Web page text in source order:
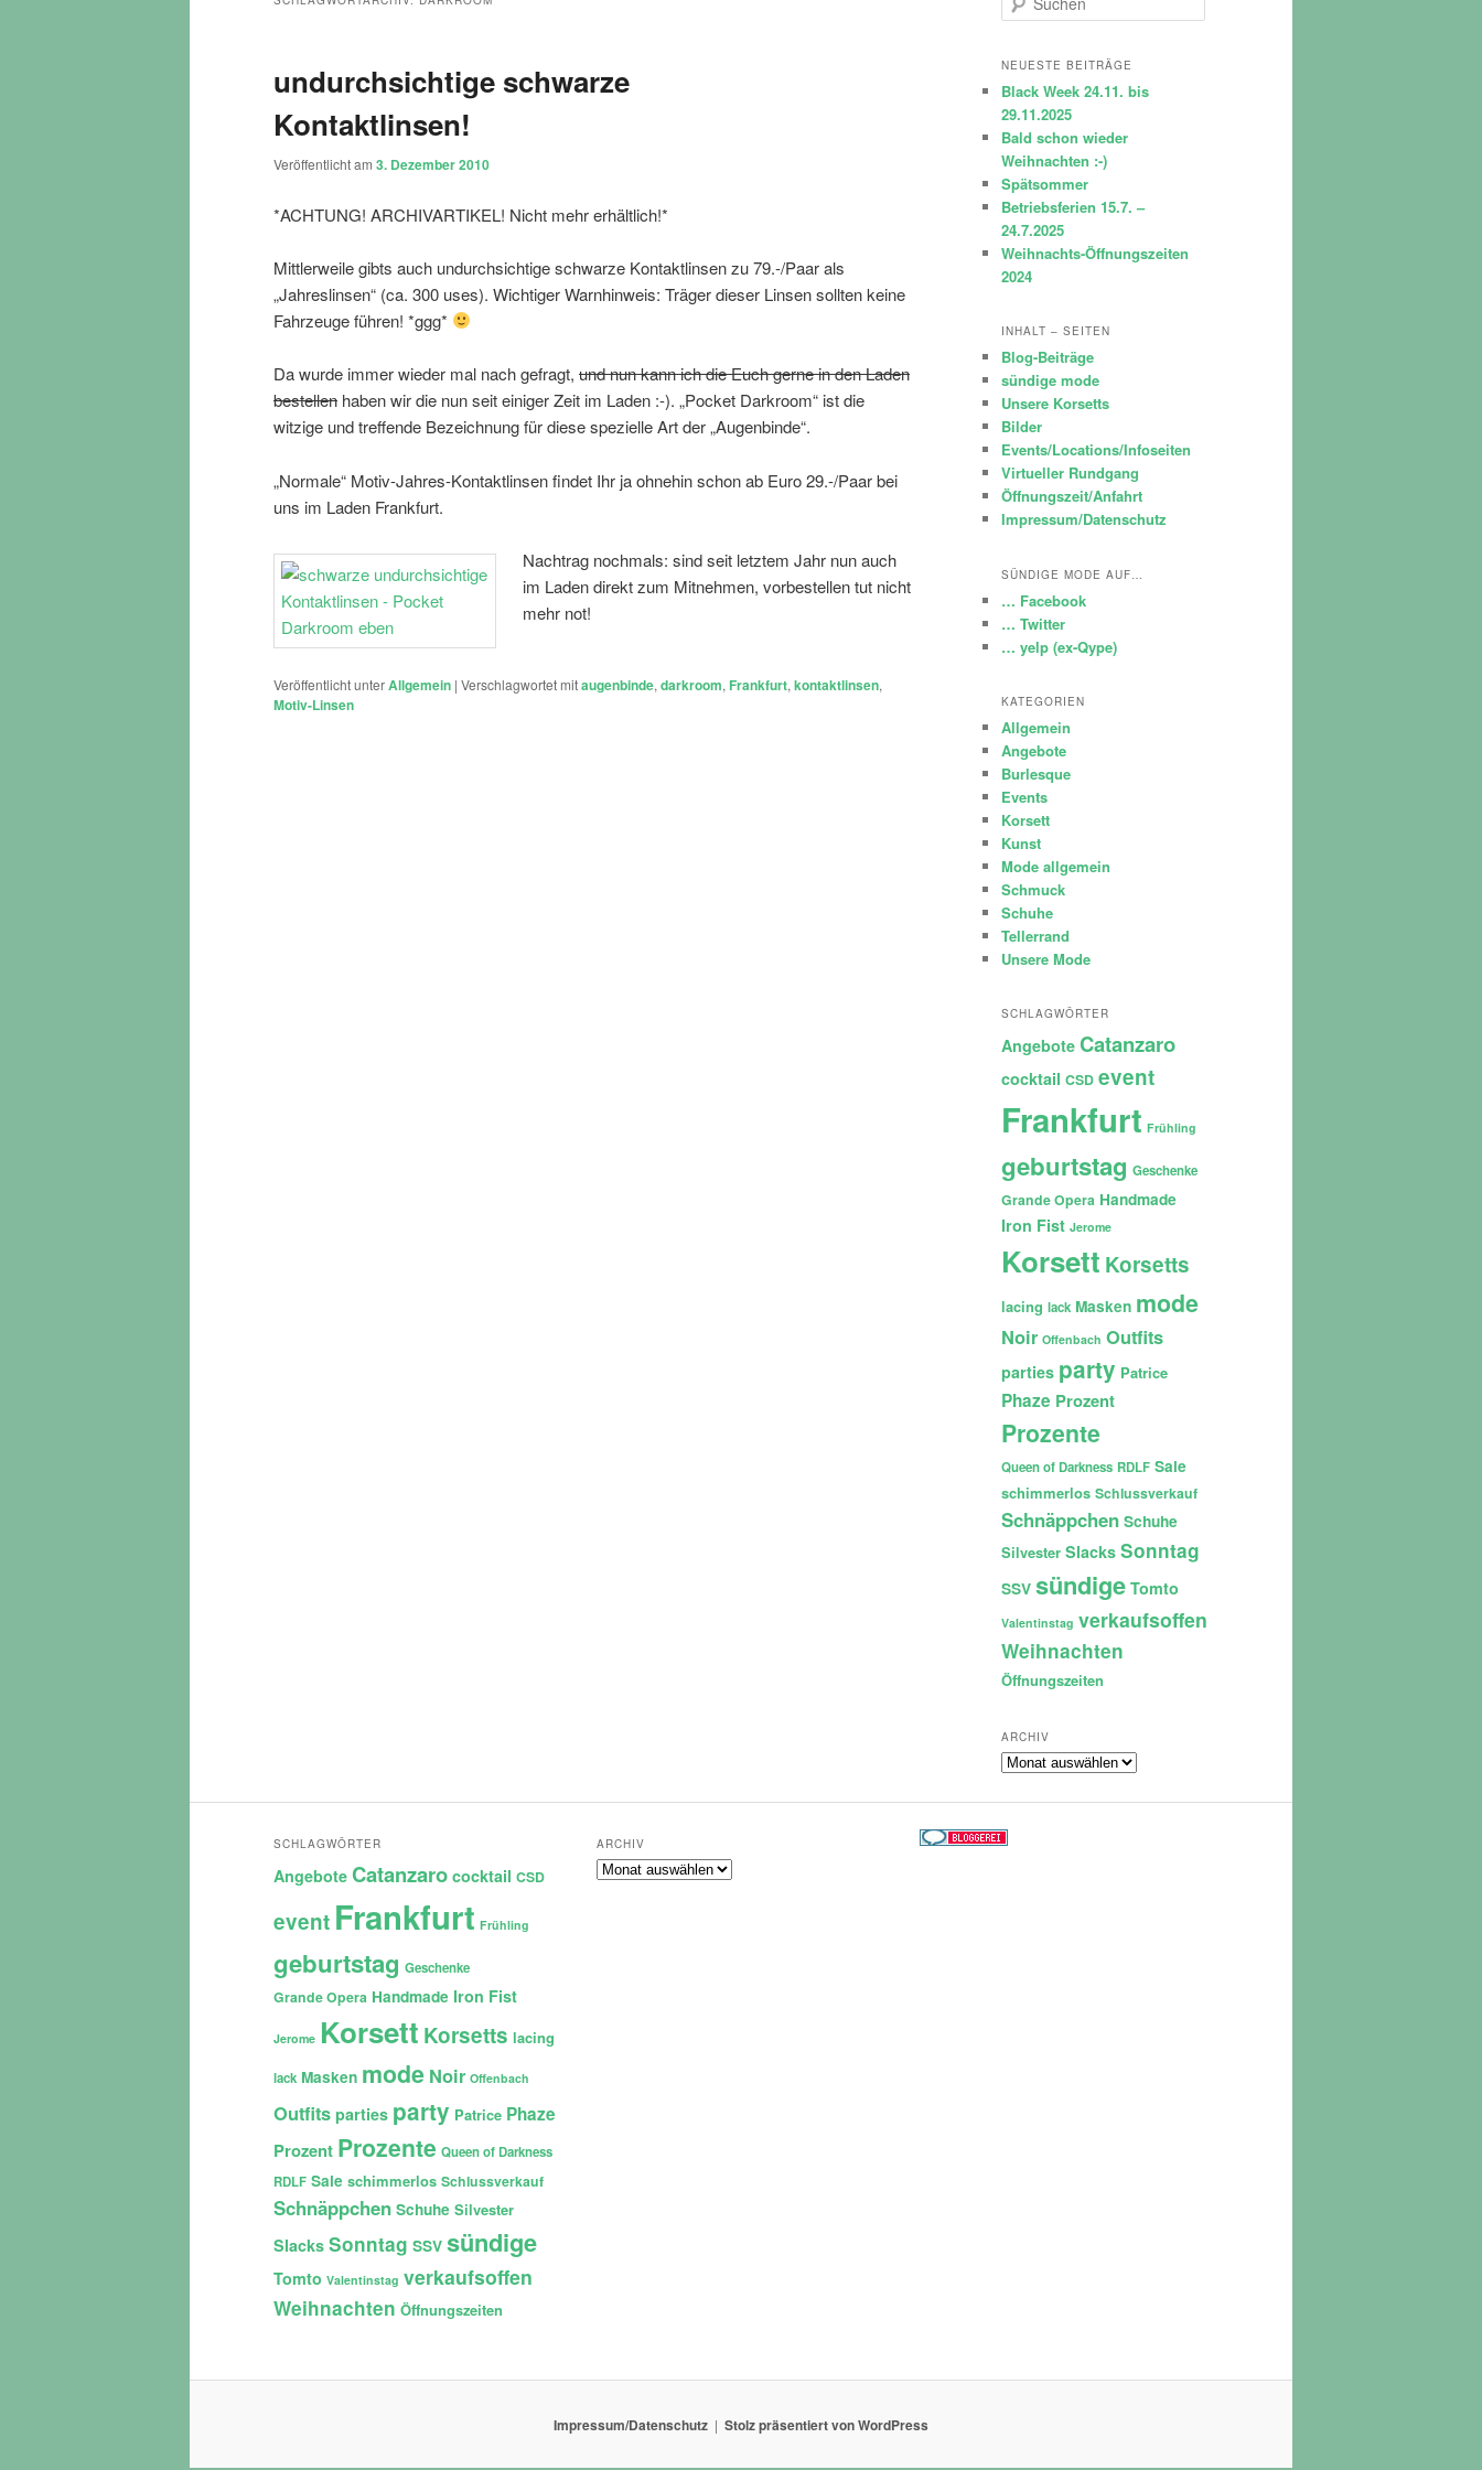
undurchsichtige schwarze
Kontaktlinsen!
Veröffentlicht am 3. Dezember 2010
*ACHTUNG! ARCHIVARTIKEL! Nicht mehr erhältlich!*
Mittlerweile gibts auch undurchsichtige schwarze Kontaktlinsen zu 79.-/Paar als
„Jahreslinsen“ (ca. 300 uses). Wichtiger Warnhinweis: Träger dieser Linsen sollten keine
Fahrzeuge führen! *ggg*
Da wurde immer wieder mal nach gefragt, und nun kann ich die Euch gerne in den Laden
bestellen haben wir die nun seit einiger Zeit im Laden :-). „Pocket Darkroom“ ist die
witzige und treffende Bezeichnung für diese spezielle Art der „Augenbinde“.
„Normale“ Motiv-Jahres-Kontaktlinsen findet Ihr ja ohnehin schon ab Euro 29.-/Paar bei
uns im Laden Frankfurt.
Nachtrag nochmals: sind seit letztem Jahr nun auch
im Laden direkt zum Mitnehmen, vorbestellen tut nicht
mehr not!
Veröffentlicht unterAllgemein | Verschlagwortet mitaugenbinde,darkroom, Frankfurt,kontaktlinsen,
Motiv-Linsen
u
h
n
NEUESTE BEITRÄGE
Black Week 24.11. bis
29.11.2025
Bald schon wieder
Weihnachten :-)
Spätsommer
Betriebsferien 15.7. –
24.7.2025
Weihnachts-Öffnungszeiten
2024
INHALT – SEITEN
Blog-Beiträge
sündige mode
Unsere Korsetts
Bilder
Events/Locations/Infoseiten
Virtueller Rundgang
Öffnungszeit/Anfahrt
Impressum/Datenschutz
SÜNDIGE MODE AUF…
… Facebook
… Twitter
… yelp (ex-Qype)
KATEGORIEN
Allgemein
Angebote
Burlesque
Events
Korsett
Kunst
Mode allgemein
Schmuck
Schuhe
Tellerrand
Unsere Mode
SCHLAGWÖRTER
Angebote Catanzaro
cocktail CSD event
Frankfurt Frühling
geburtstag Geschenke
Grande Opera Handmade
Iron Fist Jerome
Korsett Korsetts
lacing lack Masken mode
Noir Offenbach Outfits
parties party Patrice
Phaze Prozent
Prozente
Queen of Darkness RDLF Sale
schimmerlos Schlussverkauf
Schnäppchen Schuhe
Silvester Slacks Sonntag
SSV sündige Tomto
Valentinstag verkaufsoffen
Weihnachten
Öffnungszeiten
ARCHIV
Archiv
SCHLAGWÖRTER
Angebote Catanzaro cocktail CSD
event Frankfurt Frühling
geburtstag Geschenke
Grande Opera Handmade Iron Fist
Jerome Korsett Korsetts lacing
lack Masken mode Noir Offenbach
Outfits parties party Patrice Phaze
Prozent Prozente Queen of Darkness
RDLF Sale schimmerlos Schlussverkauf
Schnäppchen Schuhe Silvester
Slacks Sonntag SSV sündige
Tomto Valentinstag verkaufsoffen
Weihnachten Öffnungszeiten
ARCHIV
Archiv
Impressum/Datenschutz Stolz präsentiert von WordPress